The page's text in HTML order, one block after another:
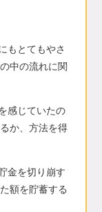
準
もとてもやさ
中の流れに関
感じていたの
か、方法を得
金を切り崩す
額を貯蓄する